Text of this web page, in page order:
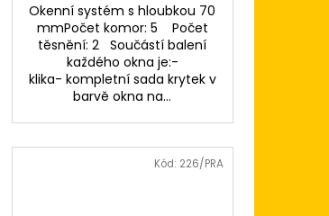
Okenní systém s hloubkou 70
mmPočet komor: 5 Počet
těsnění: 2 Součástí balení
každého okna je:-
klika- kompletní sada krytek v
barvě okna na...
Kód: 226/PRA